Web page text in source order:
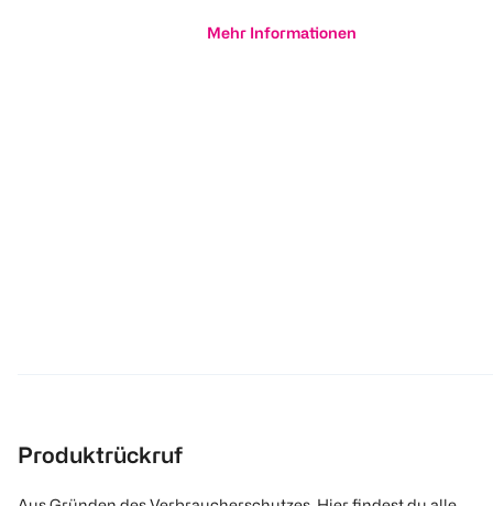
Mehr Informationen
Produktrückruf